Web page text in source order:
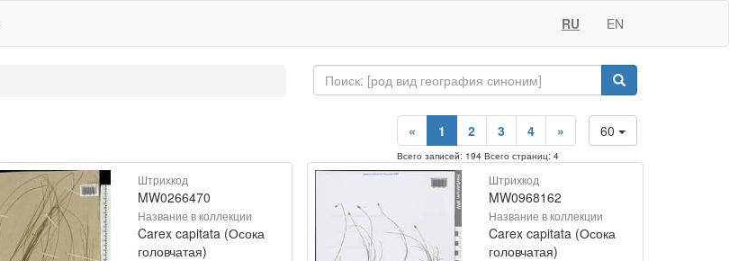
RU EN
60
« 1 2 3 4 »
Всего записей: 194 Всего страниц: 4
Штрихкод
MW0266470
Название в коллекции
Carex capitata (Осока
головчатая)
Штрихкод
MW0968162
Название в коллекции
Carex capitata (Осока
головчатая)